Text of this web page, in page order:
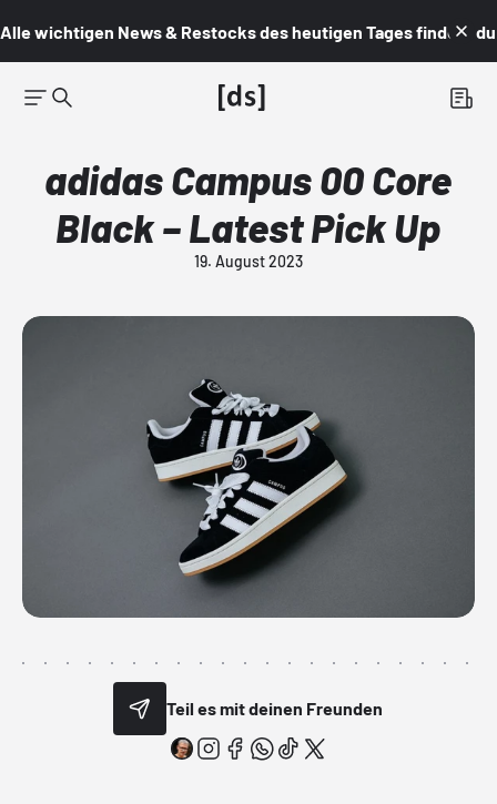
Alle wichtigen News & Restocks des heutigen Tages findest du
adidas Campus 00 Core
Black – Latest Pick Up
19. August 2023
Teil es mit deinen Freunden